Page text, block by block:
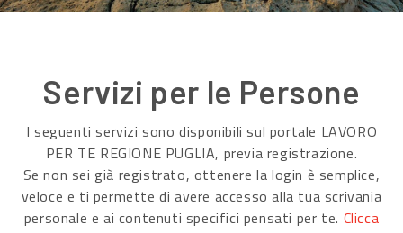
Servizi per le Persone
I seguenti servizi sono disponibili sul portale LAVORO
PER TE REGIONE PUGLIA, previa registrazione.
Se non sei già registrato, ottenere la login è semplice,
veloce e ti permette di avere accesso alla tua scrivania
personale e ai contenuti specifici pensati per te. Clicca